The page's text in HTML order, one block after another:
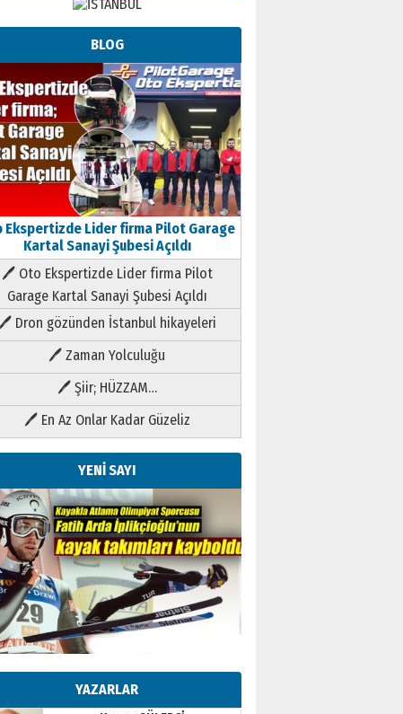
BLOG
Ekspertizde Lider firma Pilot Garage
Kartal Sanayi Şubesi Açıldı
🖊 Oto Ekspertizde Lider firma Pilot
Garage Kartal Sanayi Şubesi Açıldı
🖊 Dron gözünden İstanbul hikayeleri
🖊 Zaman Yolculuğu
🖊 Şiir; HÜZZAM…
🖊 En Az Onlar Kadar Güzeliz
YENİ SAYI
YAZARLAR
Kenan GÜLERCİ
Metin Külünk: Aileyi Korumak
Geleceği Korumaktır
11 Mayıs 2026 Pazartesi